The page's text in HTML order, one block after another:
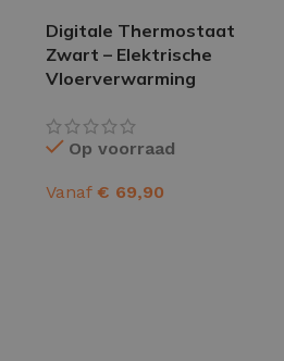
Digitale Thermostaat
Zwart – Elektrische
Vloerverwarming
Op voorraad
Vanaf € 69,90